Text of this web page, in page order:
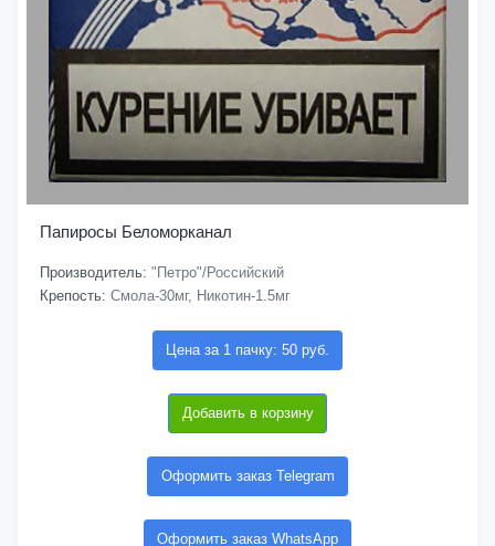
Папиросы Беломорканал
Производитель: "Петро"/Российский
Крепость: Смола-30мг, Никотин-1.5мг
Цена за 1 пачку: 50 руб.
Добавить в корзину
Оформить заказ Telegram
Оформить заказ WhatsApp